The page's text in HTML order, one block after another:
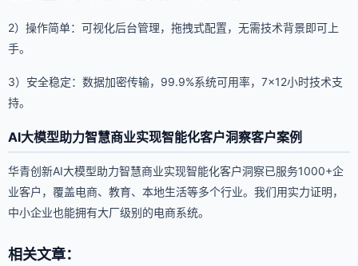
2）操作简单：可视化后台管理，拖拽式配置，无需技术背景即可上
手。
3）安全稳定：数据加密传输，99.9%系统可用率，7×12小时技术支
持。
AI大模型助力智慧商业实现智能化客户洞察客户案例
华青创新AI大模型助力智慧商业实现智能化客户洞察已服务1000+企
业客户，覆盖电商、教育、本地生活等多个行业。我们用实力证明，
中小企业也能拥有大厂级别的电商系统。
相关文章：